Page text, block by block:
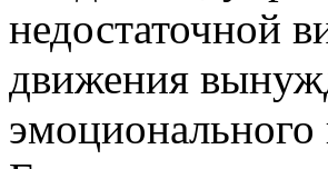
недостаточной
движения